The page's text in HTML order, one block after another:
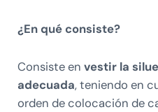
¿En qué consiste?
Consiste en vestir la
adecuada, teniendo en
orden de colocación de